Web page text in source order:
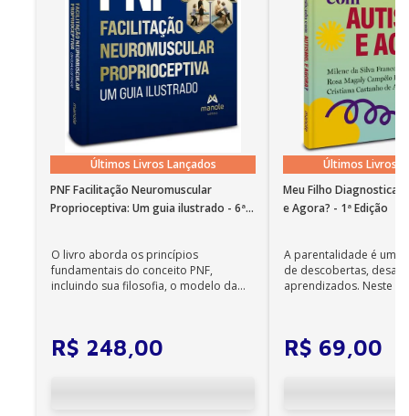
Últimos Livros Lançados
PNF Facilitação Neuromuscular
Proprioceptiva: Um guia ilustrado - 6ª
O livro aborda os princípios
fundamentais do conceito PNF,
incluindo sua filosofia, o modelo da
R$ 248,00
Últimos Livros
Meu Filho
e Agora? - 1ª Edição
A parentalidade é uma
de descobertas,
aprendizados. Neste
R$ 69,00